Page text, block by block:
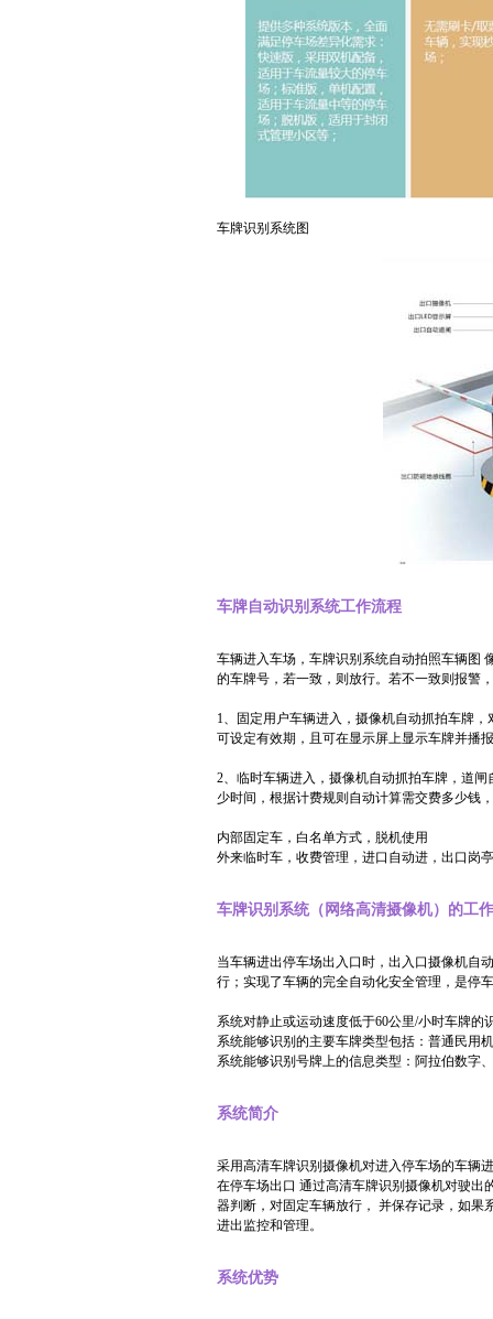
车牌识别系统图
车牌自动识别系统工作流程
车辆进入车场，车牌识别系统自动拍照车辆图
的车牌号，若一致，则放行。若不一致则报警
1、固定用户车辆进入，摄像机自动抓拍车牌
可设定有效期，且可在显示屏上显示车牌并播
2、临时车辆进入，摄像机自动抓拍车牌，道
少时间，根据计费规则自动计算需交费多少钱
内部固定车，白名单方式，脱机使用
外来临时车，收费管理，进口自动进，出口岗
车牌识别系统（网络高清摄像机）的工
当车辆进出停车场出入口时，出入口摄像机自
行；实现了车辆的完全自动化安全管理，是停
系统对静止或运动速度低于60公里/小时车牌
系统能够识别的主要车牌类型包括：普通民用
系统能够识别号牌上的信息类型：阿拉伯数字
系统简介
采用高清车牌识别摄像机对进入停车场的车辆
在停车场出口 通过高清车牌识别摄像机对驶出
器判断，对固定车辆放行， 并保存记录，如果
进出监控和管理。
系统优势